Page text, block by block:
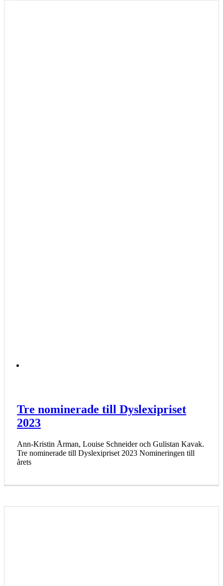
Tre nominerade till Dyslexipriset
2023
Ann-Kristin Årman, Louise Schneider och Gulistan Kavak.
Tre nominerade till Dyslexipriset 2023 Nomineringen till
årets